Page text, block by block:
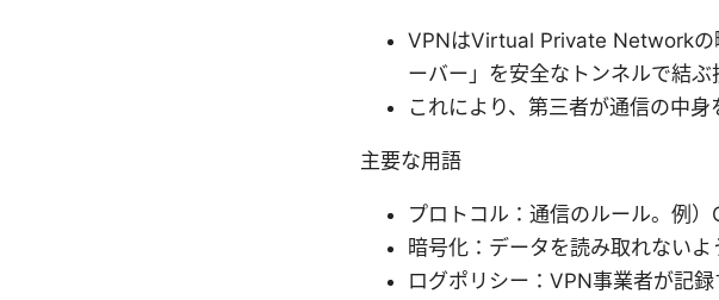
VPNはVirtual Private Networkの
ーバー」を安全なトンネルで結ぶ
これにより、第三者が通信の中身
主要な用語
プロトコル：通信のルール。例
暗号化：データを読み取れない
ログポリシー：VPN事業者が記